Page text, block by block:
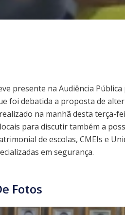
presente na Audiência
foi debatida a proposta de
na manhã desta terça-
para discutir também a
de escolas, CMEIs e
em segurança.
Fotos